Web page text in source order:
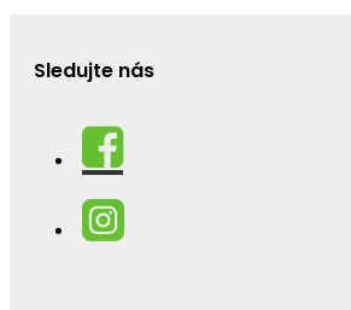
Sledujte nás